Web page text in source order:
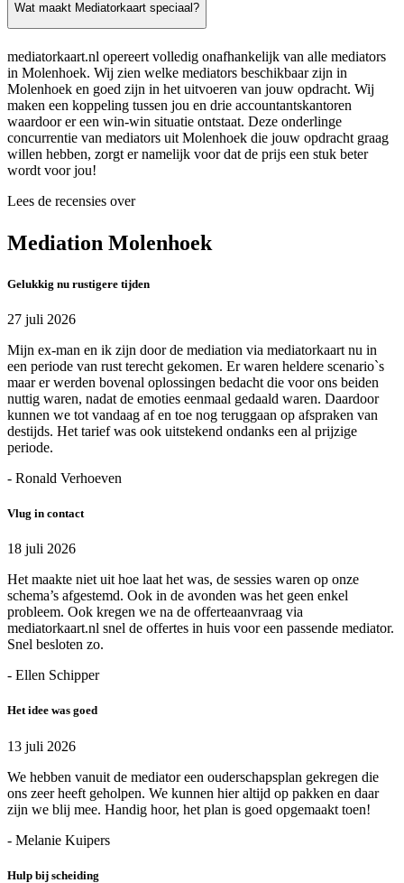
Wat maakt Mediatorkaart speciaal?
mediatorkaart.nl opereert volledig onafhankelijk van alle mediators
in Molenhoek. Wij zien welke mediators beschikbaar zijn in
Molenhoek en goed zijn in het uitvoeren van jouw opdracht. Wij
maken een koppeling tussen jou en drie accountantskantoren
waardoor er een win-win situatie ontstaat. Deze onderlinge
concurrentie van mediators uit Molenhoek die jouw opdracht graag
willen hebben, zorgt er namelijk voor dat de prijs een stuk beter
wordt voor jou!
Lees de recensies over
Mediation Molenhoek
Gelukkig nu rustigere tijden
27 juli 2026
Mijn ex-man en ik zijn door de mediation via mediatorkaart nu in
een periode van rust terecht gekomen. Er waren heldere scenario`s
maar er werden bovenal oplossingen bedacht die voor ons beiden
nuttig waren, nadat de emoties eenmaal gedaald waren. Daardoor
kunnen we tot vandaag af en toe nog teruggaan op afspraken van
destijds. Het tarief was ook uitstekend ondanks een al prijzige
periode.
- Ronald Verhoeven
Vlug in contact
18 juli 2026
Het maakte niet uit hoe laat het was, de sessies waren op onze
schema’s afgestemd. Ook in de avonden was het geen enkel
probleem. Ook kregen we na de offerteaanvraag via
mediatorkaart.nl snel de offertes in huis voor een passende mediator.
Snel besloten zo.
- Ellen Schipper
Het idee was goed
13 juli 2026
We hebben vanuit de mediator een ouderschapsplan gekregen die
ons zeer heeft geholpen. We kunnen hier altijd op pakken en daar
zijn we blij mee. Handig hoor, het plan is goed opgemaakt toen!
- Melanie Kuipers
Hulp bij scheiding